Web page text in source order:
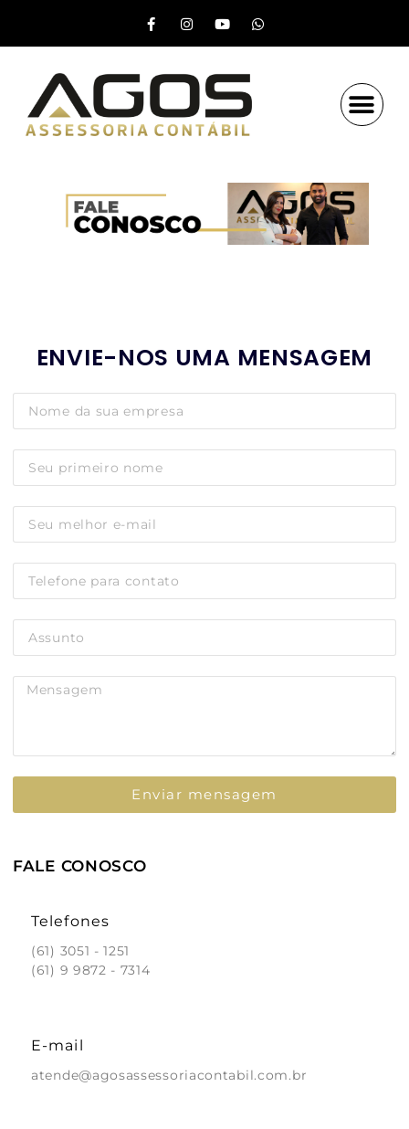
ENVIE-NOS UMA MENSAGEM
Enviar mensagem
FALE CONOSCO
Telefones
(61) 3051 - 1251
(61) 9 9872 - 7314
E-mail
atende@agosassessoriacontabil.com.br